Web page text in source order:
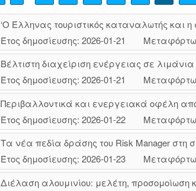
‘Ο Έλληνας τουριστικός καταναλωτής και
Έτος δημοσίευσης: 2026-01-21
Βέλτιστη διαχείριση ενέργειας σε
Έτος δημοσίευσης: 2026-01-21
Περιβαλλοντικά και ενεργειακά οφέλη
Έτος δημοσίευσης: 2026-01-22
Τα νέα πεδία δράσης του Risk Manager στη
Έτος δημοσίευσης: 2026-01-23
Διέλαση αλουμινίου: μελέτη, προσομοίωση